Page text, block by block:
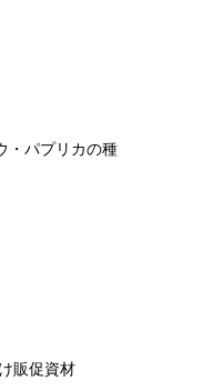
・パプリカの種
販促資材